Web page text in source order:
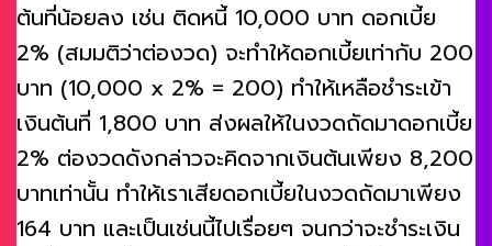
ต้นที่น้อยลง เช่น ติดหนี้ 10,000 บาท ดอกเบี้ย
2% (สมมติว่าต่องวด) จะทำให้ดอกเบี้ยเท่ากับ 200
บาท (10,000 x 2% = 200) ทำให้เหลือชำระเข้า
เงินต้นที่ 1,800 บาท ส่งผลให้ในงวดถัดมาดอกเบี้ย
2% ต่องวดดังกล่าวจะคิดจากเงินต้นเพียง 8,200
บาทเท่านั้น ทำให้เราเสียดอกเบี้ยในงวดถัดมาเพียง
164 บาท และเป็นเช่นนี้ไปเรื่อยๆ จนกว่าจะชำระเงิน